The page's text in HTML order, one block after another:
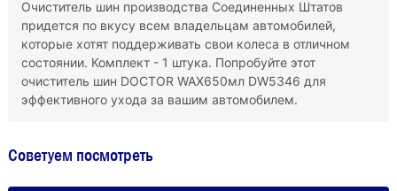
Очиститель шин производства Соединенных Штатов
придется по вкусу всем владельцам автомобилей,
которые хотят поддерживать свои колеса в отличном
состоянии. Комплект - 1 штука. Попробуйте этот
очиститель шин DOCTOR WAX650мл DW5346 для
эффективного ухода за вашим автомобилем.
Советуем посмотреть